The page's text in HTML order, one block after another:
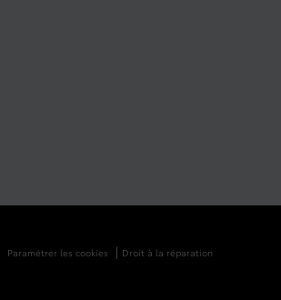
Paramétrer les cookies | Droit à la réparation